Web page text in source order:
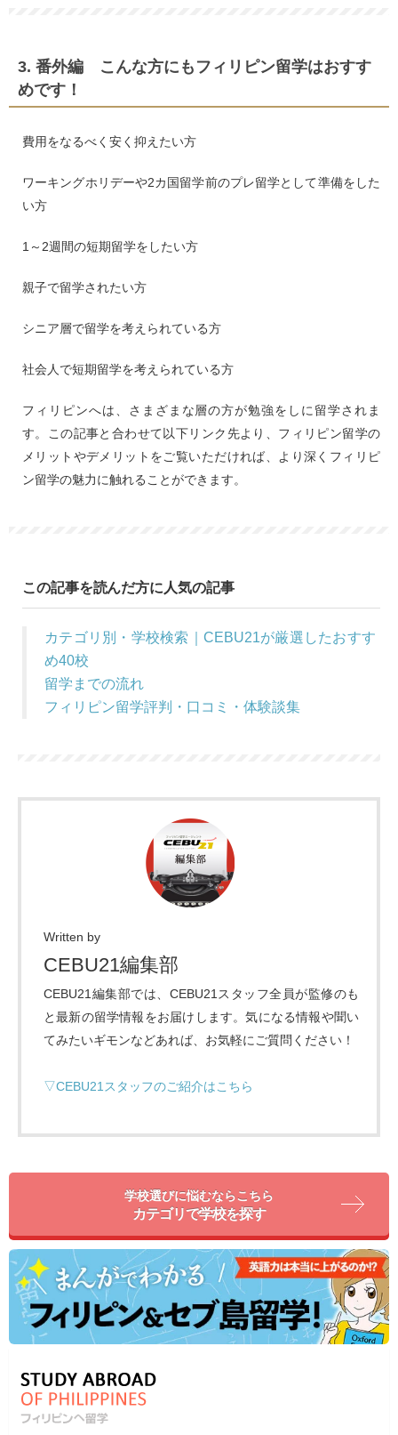
3. 番外編 こんな方にもフィリピン留学はおすす
めです！
費用をなるべく安く抑えたい方
ワーキングホリデーや2カ国留学前のプレ留学として準備をした
い方
1～2週間の短期留学をしたい方
親子で留学されたい方
シニア層で留学を考えられている方
社会人で短期留学を考えられている方
フィリピンへは、さまざまな層の方が勉強をしに留学されま
す。この記事と合わせて以下リンク先より、フィリピン留学の
メリットやデメリットをご覧いただければ、より深くフィリピ
ン留学の魅力に触れることができます。
この記事を読んだ方に人気の記事
カテゴリ別・学校検索｜CEBU21が厳選したおすす
め40校
留学までの流れ
フィリピン留学評判・口コミ・体験談集
Written by
CEBU21編集部
CEBU21編集部では、CEBU21スタッフ全員が監修のも
と最新の留学情報をお届けします。気になる情報や聞い
てみたいギモンなどあれば、お気軽にご質問ください！
▽CEBU21スタッフのご紹介はこちら
学校選びに悩むならこちら
カテゴリで学校を探す